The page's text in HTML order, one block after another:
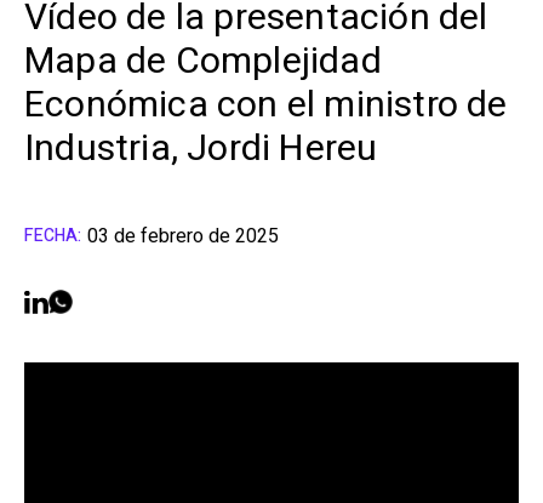
Vídeo de la presentación del
Mapa de Complejidad
Económica con el ministro de
Industria, Jordi Hereu
FECHA: 03 de febrero de 2025